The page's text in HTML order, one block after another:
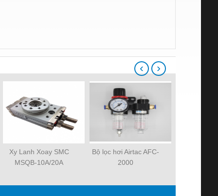
Xy Lanh Xoay SMC
MSQB-10A/20A
Bộ lọc hơi Airtac AFC-
2000
‹ ›